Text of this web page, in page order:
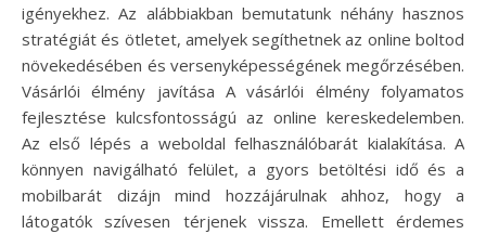
igényekhez. Az alábbiakban bemutatunk néhány hasznos
stratégiát és ötletet, amelyek segíthetnek az online boltod
növekedésében és versenyképességének megőrzésében.
Vásárlói élmény javítása A vásárlói élmény folyamatos
fejlesztése kulcsfontosságú az online kereskedelemben.
Az első lépés a weboldal felhasználóbarát kialakítása. A
könnyen navigálható felület, a gyors betöltési idő és a
mobilbarát dizájn mind hozzájárulnak ahhoz, hogy a
látogatók szívesen térjenek vissza. Emellett érdemes